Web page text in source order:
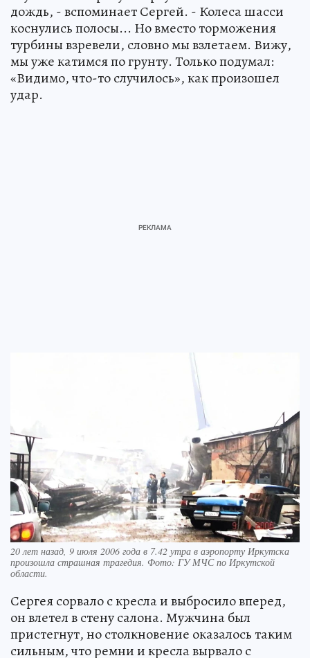
дождь, - вспоминает Сергей. - Колеса шасси
коснулись полосы... Но вместо торможения
турбины взревели, словно мы взлетаем. Вижу,
мы уже катимся по грунту. Только подумал:
«Видимо, что-то случилось», как произошел
удар.
20 лет назад, 9 июля 2006 года в 7.42 утра в аэропорту Иркутска
произошла страшная трагедия. Фото: ГУ МЧС по Иркутской
области.
Сергея сорвало с кресла и выбросило вперед,
он влетел в стену салона. Мужчина был
пристегнут, но столкновение оказалось таким
сильным, что ремни и кресла вырвало с